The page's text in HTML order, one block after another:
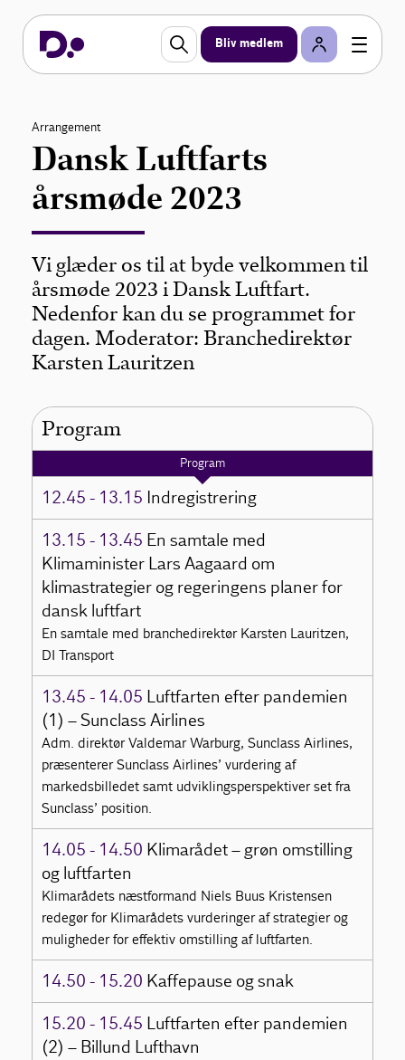
Bliv medlem
Arrangement
Dansk Luftfarts
årsmøde 2023
Vi glæder os til at byde velkommen til
årsmøde 2023 i Dansk Luftfart.
Nedenfor kan du se programmet for
dagen. Moderator: Branchedirektør
Karsten Lauritzen
Program
Program
12.45 - 13.15 Indregistrering
13.15 - 13.45 En samtale med
Klimaminister Lars Aagaard om
klimastrategier og regeringens planer for
dansk luftfart
En samtale med branchedirektør Karsten Lauritzen,
DI Transport
13.45 - 14.05 Luftfarten efter pandemien
(1) – Sunclass Airlines
Adm. direktør Valdemar Warburg, Sunclass Airlines,
præsenterer Sunclass Airlines’ vurdering af
markedsbilledet samt udviklingsperspektiver set fra
Sunclass’ position.
14.05 - 14.50 Klimarådet – grøn omstilling
og luftfarten
Klimarådets næstformand Niels Buus Kristensen
redegør for Klimarådets vurderinger af strategier og
muligheder for effektiv omstilling af luftfarten.
14.50 - 15.20 Kaffepause og snak
15.20 - 15.45 Luftfarten efter pandemien
(2) – Billund Lufthavn